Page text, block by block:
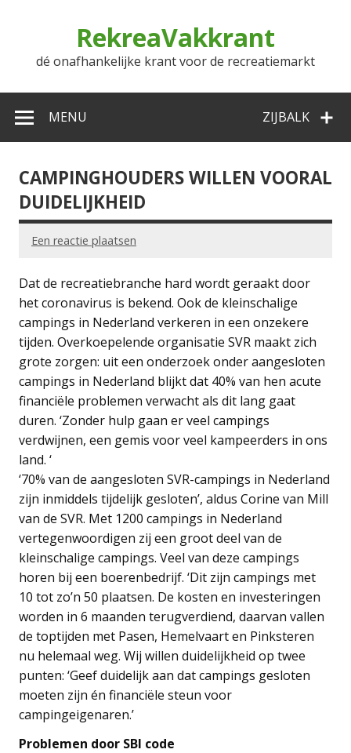
RekreaVakkrant
dé onafhankelijke krant voor de recreatiemarkt
ZIJBALK
MENU
CAMPINGHOUDERS WILLEN VOORAL
DUIDELIJKHEID
Een reactie plaatsen
Dat de recreatiebranche hard wordt geraakt door
het coronavirus is bekend. Ook de kleinschalige
campings in Nederland verkeren in een onzekere
tijden. Overkoepelende organisatie SVR maakt zich
grote zorgen: uit een onderzoek onder aangesloten
campings in Nederland blijkt dat 40% van hen acute
financiële problemen verwacht als dit lang gaat
duren. ‘Zonder hulp gaan er veel campings
verdwijnen, een gemis voor veel kampeerders in ons
land. ‘
‘70% van de aangesloten SVR-campings in Nederland
zijn inmiddels tijdelijk gesloten’, aldus Corine van Mill
van de SVR. Met 1200 campings in Nederland
vertegenwoordigen zij een groot deel van de
kleinschalige campings. Veel van deze campings
horen bij een boerenbedrijf. ‘Dit zijn campings met
10 tot zo’n 50 plaatsen. De kosten en investeringen
worden in 6 maanden terugverdiend, daarvan vallen
de toptijden met Pasen, Hemelvaart en Pinksteren
nu helemaal weg. Wij willen duidelijkheid op twee
punten: ‘Geef duidelijk aan dat campings gesloten
moeten zijn én financiële steun voor
campingeigenaren.’
Problemen door SBI code